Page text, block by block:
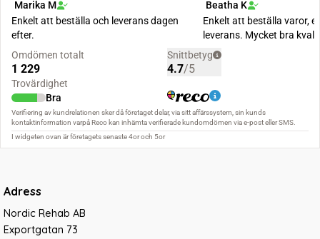
Adress
Nordic Rehab AB
Exportgatan 73